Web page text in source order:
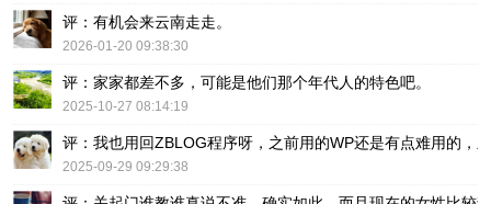
评：有机会来云南走走。
2026-01-20 09:38:30
评：家家都差不多，可能是他们那个年代人的特色吧。
2025-10-27 08:14:19
评：我也用回ZBLOG程序呀，之前用的WP还是有点难用的，
2025-09-29 09:29:38